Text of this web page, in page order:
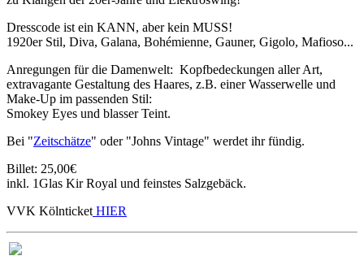
Dresscode ist ein KANN, aber kein MUSS!
1920er Stil, Diva, Galana, Bohémienne, Gauner, Gigolo, Mafioso...
Anregungen für die Damenwelt: Kopfbedeckungen aller Art,
extravagante Gestaltung des Haares, z.B. einer Wasserwelle und
Make-Up im passenden Stil:
Smokey Eyes und blasser Teint.
Bei "Zeitschätze" oder "Johns Vintage" werdet ihr fündig.
Billet: 25,00€
inkl. 1Glas Kir Royal und feinstes Salzgebäck.
VVK Kölnticket HIER